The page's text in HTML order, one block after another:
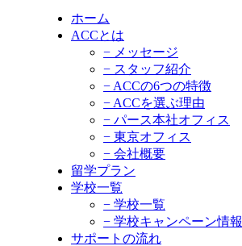
ホーム
ACCとは
− メッセージ
− スタッフ紹介
− ACCの6つの特徴
− ACCを選ぶ理由
− パース本社オフィス
− 東京オフィス
− 会社概要
留学プラン
学校一覧
− 学校一覧
− 学校キャンペーン情報
サポートの流れ